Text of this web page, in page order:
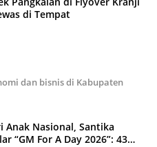
di Tempat
dan bisnis di Kabupaten
Anak Nasional, Santika
“GM For A Day 2026”: 43